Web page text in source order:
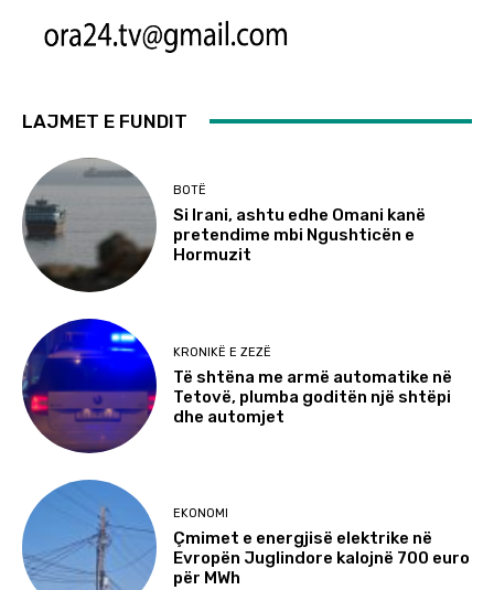
LAJMET E FUNDIT
BOTË
Si Irani, ashtu edhe Omani kanë
pretendime mbi Ngushticën e
Hormuzit
KRONIKË E ZEZË
Të shtëna me armë automatike në
Tetovë, plumba goditën një shtëpi
dhe automjet
EKONOMI
Çmimet e energjisë elektrike në
Evropën Juglindore kalojnë 700 euro
për MWh